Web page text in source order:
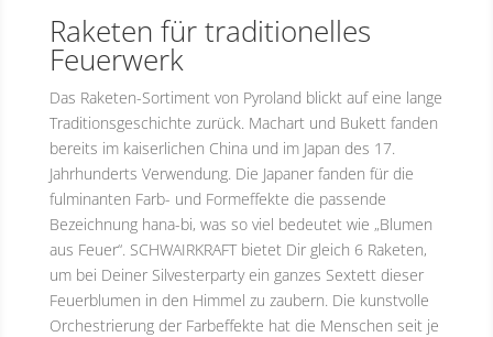
Raketen für traditionelles
Feuerwerk
Das Raketen-Sortiment von Pyroland blickt auf eine lange
Traditionsgeschichte zurück. Machart und Bukett fanden
bereits im kaiserlichen China und im Japan des 17.
Jahrhunderts Verwendung. Die Japaner fanden für die
fulminanten Farb- und Formeffekte die passende
Bezeichnung hana-bi, was so viel bedeutet wie „Blumen
aus Feuer“. SCHWAIRKRAFT bietet Dir gleich 6 Raketen,
um bei Deiner Silvesterparty ein ganzes Sextett dieser
Feuerblumen in den Himmel zu zaubern. Die kunstvolle
Orchestrierung der Farbeffekte hat die Menschen seit je